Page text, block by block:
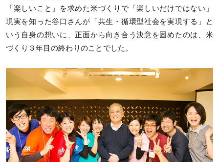
「楽しいこと」を求めた米づくりで「楽しいだけではない」
現実を知った谷口さんが「共生・循環型社会を実現する」と
いう自身の想いに、正面から向き合う決意を固めたのは、米
づくり３年目の終わりのことでした。